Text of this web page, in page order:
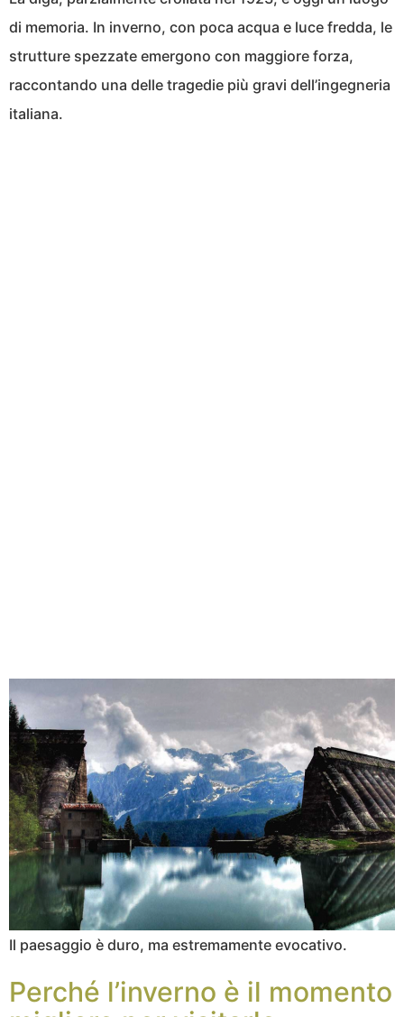
di memoria. In inverno, con poca acqua e luce fredda, le
strutture spezzate emergono con maggiore forza,
raccontando una delle tragedie più gravi dell’ingegneria
italiana.
Il paesaggio è duro, ma estremamente evocativo.
Perché l’inverno è il momento